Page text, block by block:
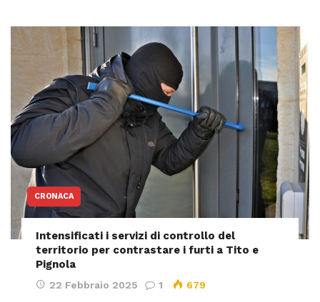
CRONACA
Intensificati i servizi di controllo del
territorio per contrastare i furti a Tito e
Pignola
22 Febbraio 2025 1 679